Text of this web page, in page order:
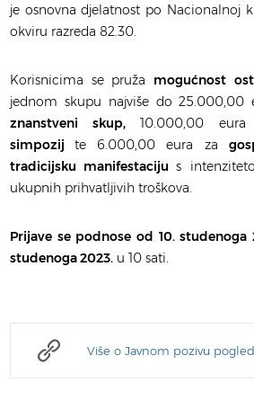
je osnovna djelatnost po Nacionalnoj
okviru razreda 82.30.
Korisnicima se pruža mogućnost
jednom skupu najviše do 25.000,00
znanstveni skup, 10.000,00
simpozijte 6.000,00 eura za
tradicijsku manifestacijus
ukupnih prihvatljivih troškova.
Prijave se podnose od 10. studenoga
studenoga 2023.u 10 sati.
Više o Javnom pozivu